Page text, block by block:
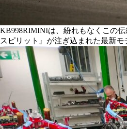
KB998RIMINIは、紛れもなくこの
スピリット』が注ぎ込まれた最新モ